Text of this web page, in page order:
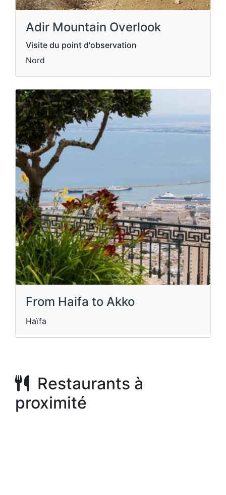
Adir Mountain Overlook
Visite du point d'observation
Nord
From Haifa to Akko
Haïfa
Restaurants à
proximité